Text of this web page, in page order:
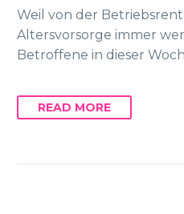
Weil von der
Altersvorsorge immer
Betroffene in dieser
READ MORE